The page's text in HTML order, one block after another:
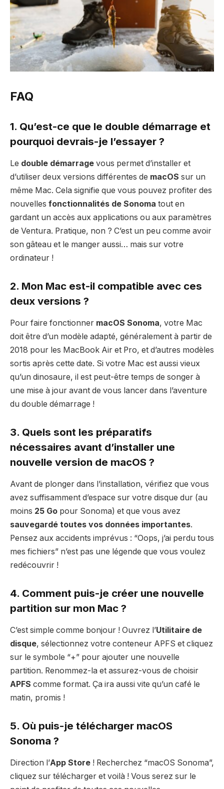
FAQ
1. Qu’est-ce que le double démarrage et
pourquoi devrais-je l’essayer ?
Le double démarrage vous permet d’installer et
d’utiliser deux versions différentes de macOS sur un
même Mac. Cela signifie que vous pouvez profiter des
nouvelles fonctionnalités de Sonoma tout en
gardant un accès aux applications ou aux paramètres
de Ventura. Pratique, non ? C’est un peu comme avoir
son gâteau et le manger aussi… mais sur votre
ordinateur !
2. Mon Mac est-il compatible avec ces
deux versions ?
Pour faire fonctionner macOS Sonoma, votre Mac
doit être d’un modèle adapté, généralement à partir de
2018 pour les MacBook Air et Pro, et d’autres modèles
sortis après cette date. Si votre Mac est aussi vieux
qu’un dinosaure, il est peut-être temps de songer à
une mise à jour avant de vous lancer dans l’aventure
du double démarrage !
3. Quels sont les préparatifs
nécessaires avant d’installer une
nouvelle version de macOS ?
Avant de plonger dans l’installation, vérifiez que vous
avez suffisamment d’espace sur votre disque dur (au
moins 25 Go pour Sonoma) et que vous avez
sauvegardé toutes vos données importantes.
Pensez aux accidents imprévus : “Oops, j’ai perdu tous
mes fichiers” n’est pas une légende que vous voulez
redécouvrir !
4. Comment puis-je créer une nouvelle
partition sur mon Mac ?
C’est simple comme bonjour ! Ouvrez l’Utilitaire de
disque, sélectionnez votre conteneur APFS et cliquez
sur le symbole “+” pour ajouter une nouvelle
partition. Renommez-la et assurez-vous de choisir
APFS comme format. Ça ira aussi vite qu’un café le
matin, promis !
5. Où puis-je télécharger macOS
Sonoma ?
Direction l’App Store ! Recherchez “macOS Sonoma”,
cliquez sur télécharger et voilà ! Vous serez sur le